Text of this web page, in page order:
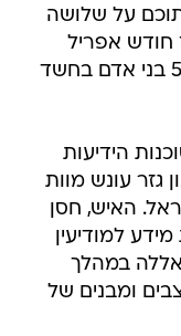
על שלושה
חודש אפריל
שבשנה שעברה נעצרו בלבנון כ-50 בני אדם בחשד
הידיעות
גזר עונש מוות
האיש, חסן
למודיעין
במהלך
ומבנים של